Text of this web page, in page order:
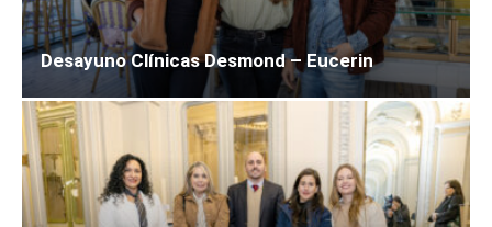
Desayuno Clínicas Desmond – Eucerin